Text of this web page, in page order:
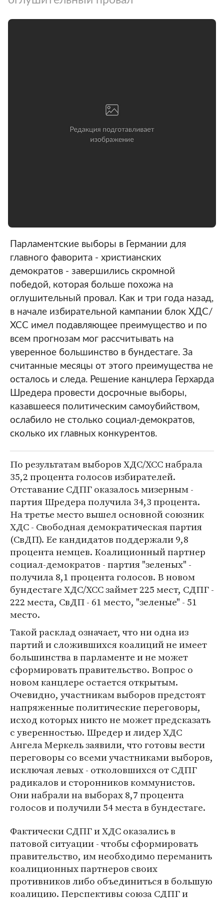
Парламентские выборы в Германии для
главного фаворита - христианских
демократов - завершились скромной
победой, которая больше похожа на
оглушительный провал. Как и три года назад,
в начале избирательной кампании блок ХДС/
ХСС имел подавляющее преимущество и по
всем прогнозам мог рассчитывать на
уверенное большинство в бундестаге. За
считанные месяцы от этого преимущества не
осталось и следа. Решение канцлера Герхарда
Шредера провести досрочные выборы,
казавшееся политическим самоубийством,
ослабило не столько социал-демократов,
сколько их главных конкурентов.
По результатам выборов ХДС/ХСС набрала
35,2 процента голосов избирателей.
Отставание СДПГ оказалось мизерным -
партия Шредера получила 34,3 процента.
На третье место вышел основной союзник
ХДС - Свободная демократическая партия
(СвДП). Ее кандидатов поддержали 9,8
процента немцев. Коалиционный партнер
социал-демократов - партия "зеленых" -
получила 8,1 процента голосов. В новом
бундестаге ХДС/ХСС займет 225 мест, СДПГ -
222 места, СвДП - 61 место, "зеленые" - 51
место.
Такой расклад означает, что ни одна из
партий и сложившихся коалиций не имеет
большинства в парламенте и не может
сформировать правительство. Вопрос о
новом канцлере остается открытым.
Очевидно, участникам выборов предстоят
напряженные политические переговоры,
исход которых никто не может предсказать
с уверенностью. Шредер и лидер ХДС
Ангела Меркель заявили, что готовы вести
переговоры со всеми участниками выборов,
исключая левых - отколовшихся от СДПГ
радикалов и сторонников коммунистов.
Они набрали на выборах 8,7 процента
голосов и получили 54 места в бундестаге.
Фактически СДПГ и ХДС оказались в
патовой ситуации - чтобы сформировать
правительство, им необходимо переманить
коалиционных партнеров своих
противников либо объединиться в большую
коалицию. Перспективы союза СДПГ и